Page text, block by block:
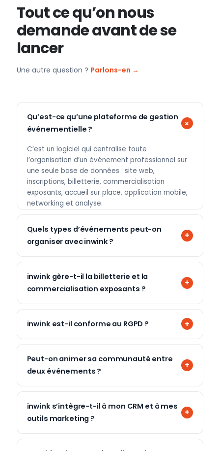
Tout ce qu’on nous
demande avant de se
lancer
Une autre question ? Parlons-en →
Qu’est-ce qu’une plateforme de gestion
événementielle ?
C’est un logiciel qui centralise toute
l’organisation d’un événement professionnel sur
une seule base de données : site web,
inscriptions, billetterie, commercialisation
exposants, accueil sur place, application mobile,
networking et analyse.
Quels types d’événements peut-on
organiser avec inwink ?
inwink gère-t-il la billetterie et la
commercialisation exposants ?
inwink est-il conforme au RGPD ?
Peut-on animer sa communauté entre
deux événements ?
inwink s’intègre-t-il à mon CRM et à mes
outils marketing ?